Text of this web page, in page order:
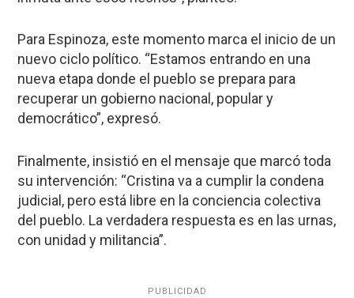
Para Espinoza, este momento marca el inicio de un
nuevo ciclo político. “Estamos entrando en una
nueva etapa donde el pueblo se prepara para
recuperar un gobierno nacional, popular y
democrático”, expresó.
Finalmente, insistió en el mensaje que marcó toda
su intervención: “Cristina va a cumplir la condena
judicial, pero está libre en la conciencia colectiva
del pueblo. La verdadera respuesta es en las urnas,
con unidad y militancia”.
PUBLICIDAD